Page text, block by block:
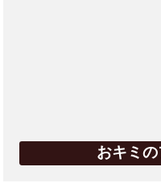
おキミ